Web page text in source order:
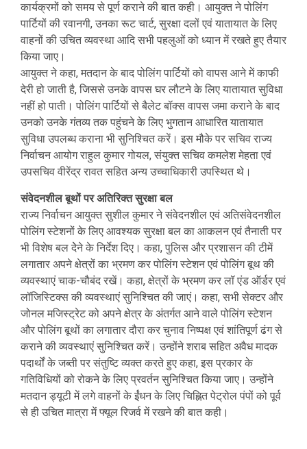
कार्यक्रमों को समय से पूर्ण कराने की बात कही। आयुक्त ने पोलिंग
पार्टियों की रवानगी, उनका रूट चार्ट, सुरक्षा दलों एवं यातायात के लिए
वाहनों की उचित व्यवस्था आदि सभी पहलुओं को ध्यान में रखते हुए तैयार
किया जाए।
आयुक्त ने कहा, मतदान के बाद पोलिंग पार्टियों को वापस आने में काफी
देरी हो जाती है, जिससे उनके वापस घर लौटने के लिए यातायात सुविधा
नहीं हो पाती। पोलिंग पार्टियों से बैलेट बॉक्स वापस जमा कराने के बाद
उनको उनके गंतव्य तक पहुंचने के लिए भुगतान आधारित यातायात
सुविधा उपलब्ध कराना भी सुनिश्चित करें। इस मौके पर सचिव राज्य
निर्वाचन आयोग राहुल कुमार गोयल, संयुक्त सचिव कमलेश मेहता एवं
उपसचिव वीरेंद्र रावत सहित अन्य उच्चाधिकारी उपस्थित थे।
संवेदनशील बूथों पर अतिरिक्त सुरक्षा बल
राज्य निर्वाचन आयुक्त सुशील कुमार ने संवेदनशील एवं अतिसंवेदनशील
पोलिंग स्टेशनों के लिए आवश्यक सुरक्षा बल का आकलन एवं तैनाती पर
भी विशेष बल देेने के निर्देश दिए। कहा, पुलिस और प्रशासन की टीमें
लगातार अपने क्षेत्रों का भ्रमण कर पोलिंग स्टेशन एवं पोलिंग बूथ की
व्यवस्थाएं चाक-चौबंद रखें। कहा, क्षेत्रों के भ्रमण कर लॉ एंड ऑर्डर एवं
लॉजिस्टिक्स की व्यवस्थाएं सुनिश्चित की जाएं। कहा, सभी सेक्टर और
जोनल मजिस्ट्रेट को अपने क्षेत्र के अंतर्गत आने वाले पोलिंग स्टेशन
और पोलिंग बूथों का लगातार दौरा कर चुनाव निष्पक्ष एवं शांतिपूर्ण ढंग से
कराने की व्यवस्थाएं सुनिश्चित करें। उन्होंने शराब सहित अवैध मादक
पदार्थों के जब्ती पर संतुष्टि व्यक्त करते हुए कहा, इस प्रकार के
गतिविधियों को रोकने के लिए प्रवर्तन सुनिश्चित किया जाए। उन्होंने
मतदान ड्यूटी में लगे वाहनों के ईंधन के लिए चिह्नित पेट्रोल पंपों को पूर्व
से ही उचित मात्रा में फ्यूल रिजर्व में रखने की बात कही।